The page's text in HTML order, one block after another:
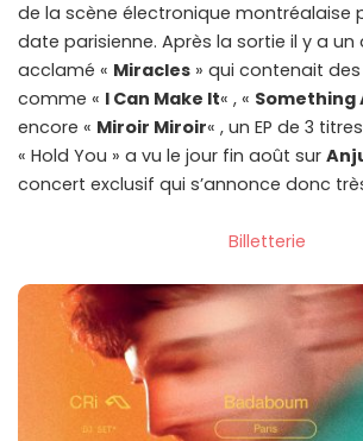
de la scène électronique montréalaise
date parisienne. Après la sortie il y a
acclamé « Miracles » qui contenait
comme « I Can Make It« , « Something
encore « Miroir Miroir« , un EP de 3
« Hold You » a vu le jour fin août sur
concert exclusif qui s’annonce donc
Billetterie